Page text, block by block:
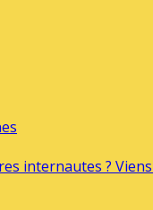
internautes ?